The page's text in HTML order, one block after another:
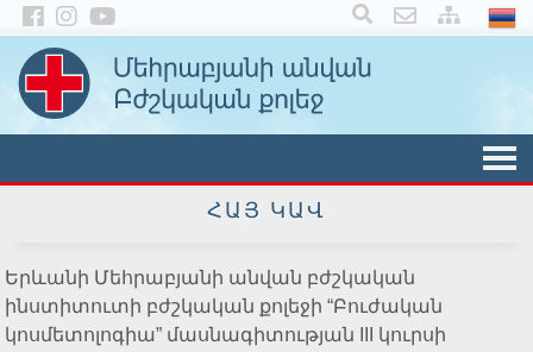
×
ՀԱՅ ԿԱՎ
Երևանի Մեհրաբյանի անվան բժշկական
ինստիտուտի բժշկական քոլեջի “Բուժական
կոսմետոլոգիա” մասնագիտության III կուրսի